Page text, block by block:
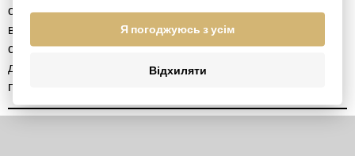
офіційного підтвердження прийняття спадщини
відповідно до законодавства України. Документ містить
стандартний текст з місцями для заповнення, а також
детальні інструкції щодо нотаріального засвідчення
підпису та апостилювання у Словаччині.
Я погоджуюсь з усім
Відхиляти